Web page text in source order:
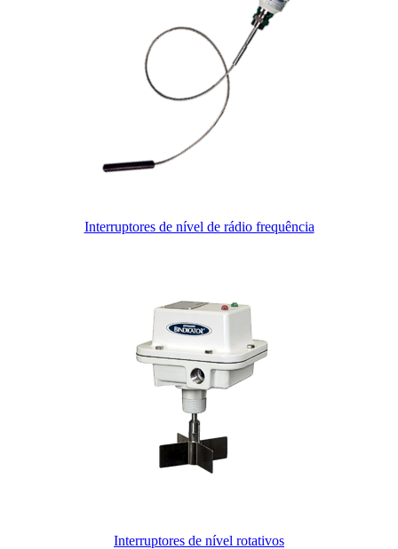
Interruptores de nível de rádio frequência
Interruptores de nível rotativos